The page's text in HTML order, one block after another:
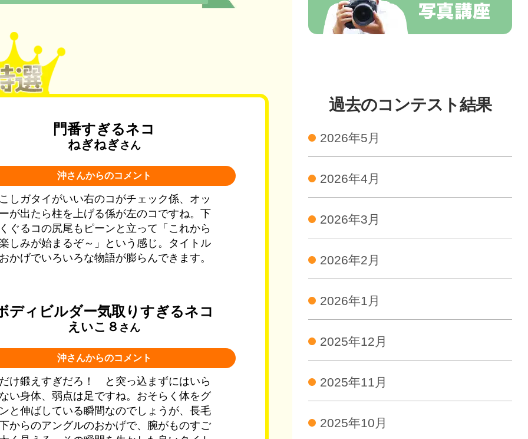
門番すぎるネコ
ねぎねぎさん
沖さんからのコメント
しガタイがいい右のコがチェック係、オッ
が出たら柱を上げる係が左のコですね。下
ぐるコの尻尾もピーンと立って「これから
しみが始まるぞ～」という感じ。タイトル
かげでいろいろな物語が膨らんできます。
ディビルダー気取りすぎるネコ
えいこ８ さん
沖さんからのコメント
け鍛えすぎだろ！ と突っ込まずにはいら
い身体、弱点は足ですね。おそらく体をグ
と伸ばしている瞬間なのでしょうが、長毛
からのアングルのおかげで、腕がものすご
過去のコンテスト結果
2026年5月
2026年4月
2026年3月
2026年2月
2026年1月
2025年12月
2025年11月
2025年10月